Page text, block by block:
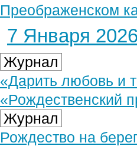
Преображенском
7 Января 2026
Журнал
«Дарить любовь и
«Рождественский
Журнал
Рождество на